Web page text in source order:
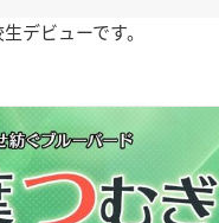
デビューです。